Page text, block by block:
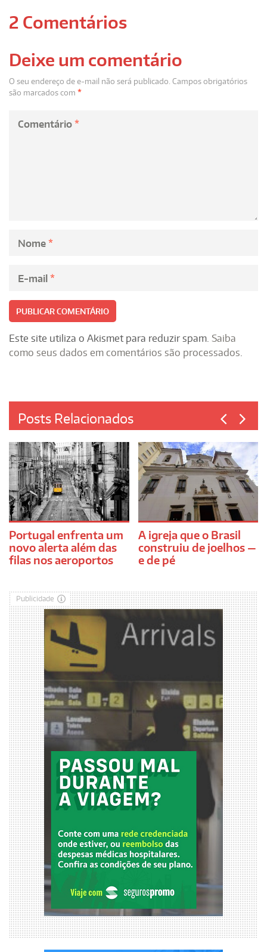
2 Comentários
Deixe um comentário
O seu endereço de e-mail não será publicado. Campos obrigatórios
são marcados com *
Comentário *
Nome *
E-mail *
Este site utiliza o Akismet para reduzir spam. Saiba
como seus dados em comentários são processados.
Posts Relacionados
Portugal enfrenta um
novo alerta além das
filas nos aeroportos
A igreja que o Brasil
construiu de joelhos —
e de pé
Publicidade